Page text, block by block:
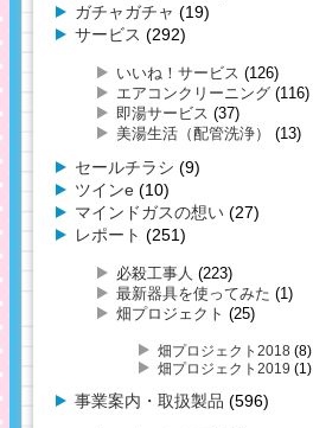
ガチャガチャ (19)
サービス (292)
いいね！サービス (126)
エアコンクリーニング (116)
即湯サービス (37)
美湯生活（配管洗浄）
(13)
セールチラシ (9)
ツインe (10)
マインドガスの想い (27)
レポート (251)
必殺工事人 (223)
最新器具を使ってみた (1)
畑プロジェクト (25)
畑プロジェクト2018 (8)
畑プロジェクト2019 (1)
事業案内・取扱製品 (596)